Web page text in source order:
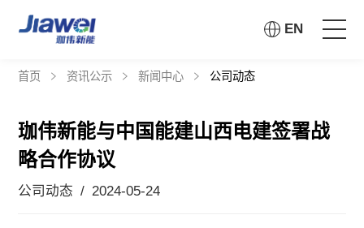
首页
走进珈伟
解决方案
EN
首页 资讯公示 新闻中心 公司动态
珈伟新能与中国能建山西电建签署战
略合作协议
公司动态 / 2024-05-24